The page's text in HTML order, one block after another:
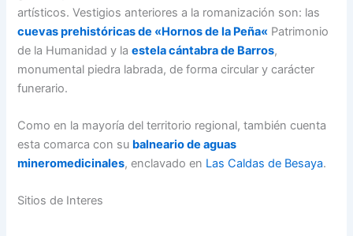
artísticos. Vestigios anteriores a la romanización son: las
cuevas prehistóricas de «Hornos de la Peña« Patrimonio
de la Humanidad y laestela cántabra de Barros,
monumental piedra labrada, de forma circular y carácter
funerario.
Como en la mayoría del territorio regional, también cuenta
esta comarca con su balneario de aguas
mineromedicinales, enclavado en Las Caldas de Besaya.
Sitios de Interes